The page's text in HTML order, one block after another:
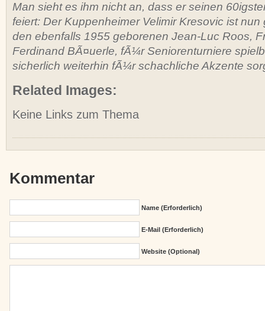
Man sieht es ihm nicht an, dass er seinen
feiert: Der Kuppenheimer Velimir Kresovic ist nun
den ebenfalls 1955 geborenen Jean-Luc Roos,
Ferdinand BÃ¤uerle, fÃ¼r Seniorenturniere
sicherlich weiterhin fÃ¼r schachliche Akzente
Related Images:
Keine Links zum Thema
Kommentar
Name (erforderlich)
E-Mail (erforderlich)
Website (Optional)